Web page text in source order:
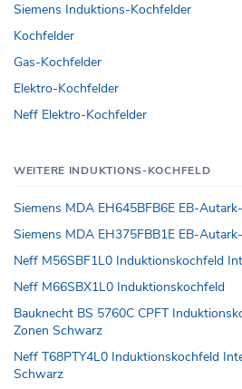
Siemens Induktions-Kochfelder
Kochfelder
Gas-Kochfelder
Elektro-Kochfelder
Neff Elektro-Kochfelder
WEITERE INDUKTIONS-KOCHFELD
Siemens MDA EH645BFB6E EB-
Siemens MDA EH375FBB1E EB-
Neff M56SBF1L0 Induktionskochfeld
Neff M66SBX1L0 Induktionskochfeld
Bauknecht BS 5760C CPFT
Zonen Schwarz
Neff T68PTY4L0 Induktionskochfeld
Schwarz